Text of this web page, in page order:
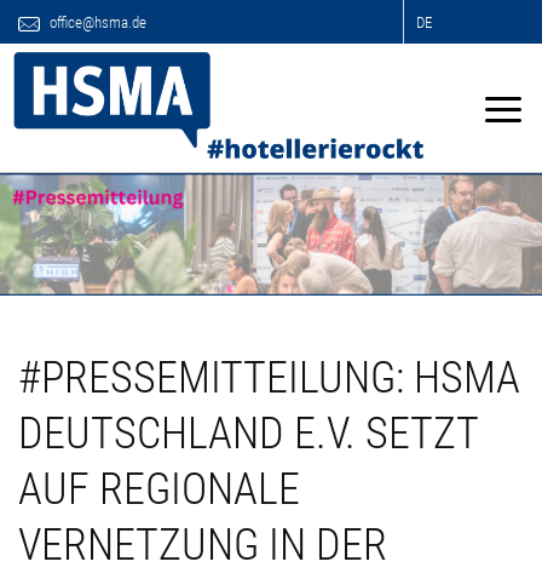
office@hsma.de DE
#PRESSEMITTEILUNG: HSMA
DEUTSCHLAND E.V. SETZT
AUF REGIONALE
VERNETZUNG IN DER